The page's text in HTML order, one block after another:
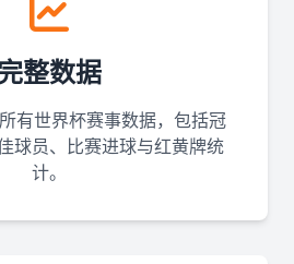
整数据
有世界杯赛事数据，包括冠
球员、比赛进球与红黄牌统
计。